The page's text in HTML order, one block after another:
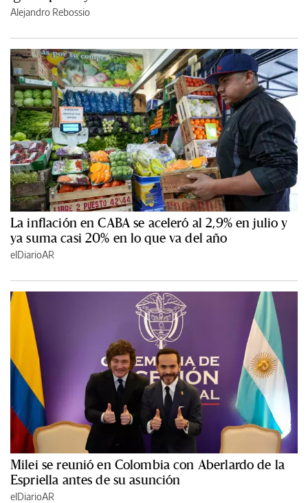
Alejandro Rebossio
La inflación en CABA se aceleró al 2,9% en julio y
ya suma casi 20% en lo que va del año
elDiarioAR
Milei se reunió en Colombia con Aberlardo de la
Espriella antes de su asunción
elDiarioAR